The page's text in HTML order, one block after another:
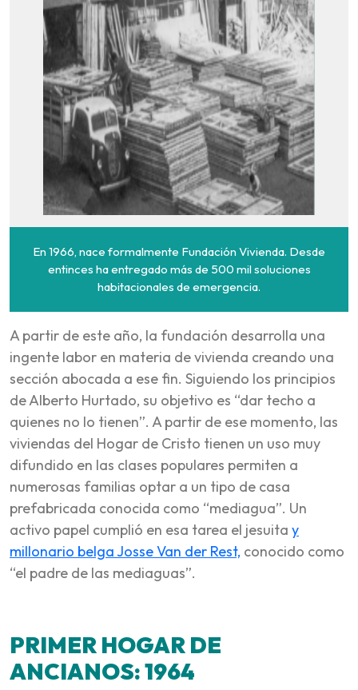
En 1966, nace formalmente Fundación Vivienda. Desde
entinces ha entregado más de 500 mil soluciones
habitacionales de emergencia.
A partir de este año, la fundación desarrolla una
ingente labor en materia de vivienda creando una
sección abocada a ese fin. Siguiendo los principios
de Alberto Hurtado, su objetivo es “dar techo a
quienes no lo tienen”. A partir de ese momento, las
viviendas del Hogar de Cristo tienen un uso muy
difundido en las clases populares permiten a
numerosas familias optar a un tipo de casa
prefabricada conocida como “mediagua”. Un
activo papel cumplió en esa tarea el jesuita y
millonario belga Josse Van der Rest, conocido como
“el padre de las mediaguas”.
PRIMER HOGAR DE
ANCIANOS: 1964